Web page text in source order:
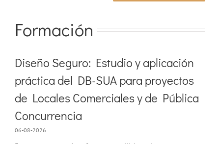
Formación
Diseño Seguro: Estudio y aplicación
práctica del DB-SUA para proyectos
de Locales Comerciales y de Pública
Concurrencia
06-08-2026